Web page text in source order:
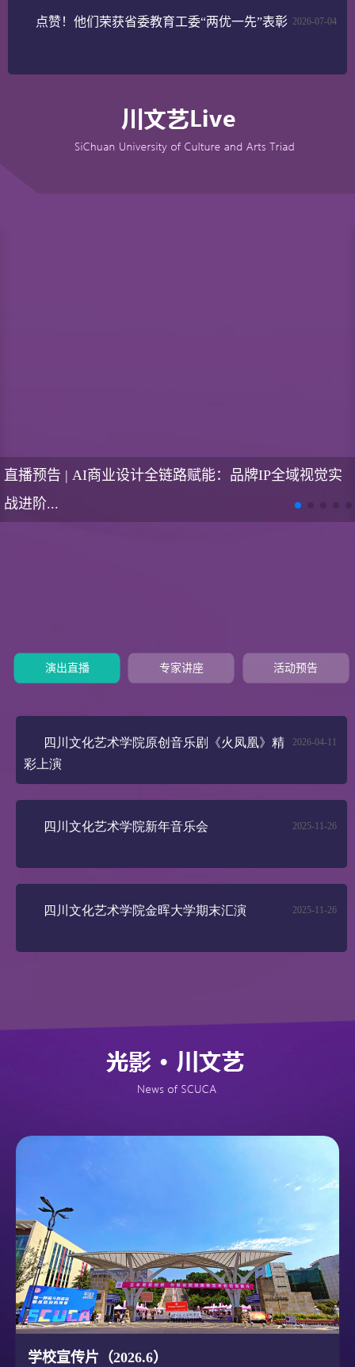
2026-07-04
点赞！他们荣获省委教育工委“两优一先”表彰
直播预告 | AI商业设计全链路赋能：品牌IP全域视觉实
战进阶...
演出直播 专家讲座 活动预告
学校宣传片（2026.6）